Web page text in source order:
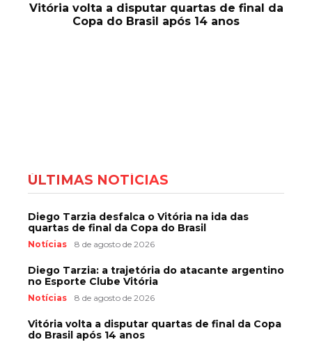
Vitória volta a disputar quartas de final da
Copa do Brasil após 14 anos
ÚLTIMAS NOTÍCIAS
Diego Tarzia desfalca o Vitória na ida das
quartas de final da Copa do Brasil
Notícias 8 de agosto de 2026
Diego Tarzia: a trajetória do atacante argentino
no Esporte Clube Vitória
Notícias 8 de agosto de 2026
Vitória volta a disputar quartas de final da Copa
do Brasil após 14 anos